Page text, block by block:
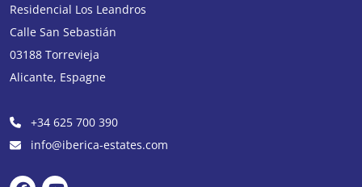
Residencial Los Leandros
Calle San Sebastián
03188 Torrevieja
Alicante, Espagne
+34 625 700 390
info@iberica-estates.com